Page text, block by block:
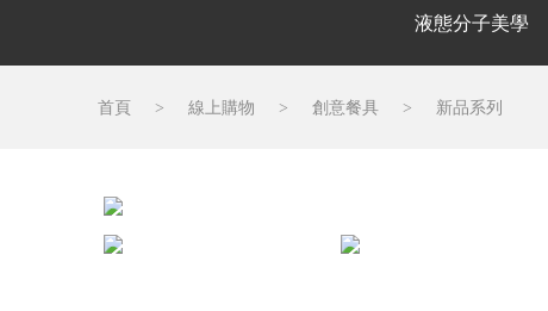
液態分子美學
首頁 > 線上購物 > 創意餐具 > 新品系列